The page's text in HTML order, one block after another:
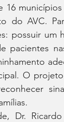
do AVC.
possuir um
pacientes
O
Dr.